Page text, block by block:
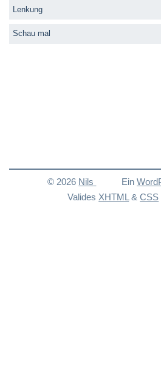
Lenkung
Schau mal
© 2026 Nils Ein
Valides XHTML &CSS